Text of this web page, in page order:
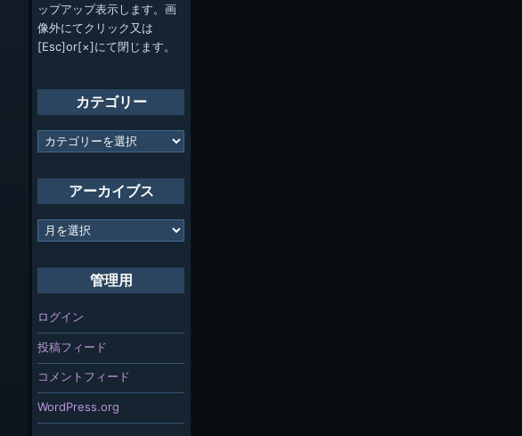
ップアップ表示します。画
像外にてクリック又は
[Esc]or[×]にて閉じます。
カテゴリー
カ
テ
アーカイブス
ア
ー
管理用
ログイン
投稿フィード
コメントフィード
WordPress.org